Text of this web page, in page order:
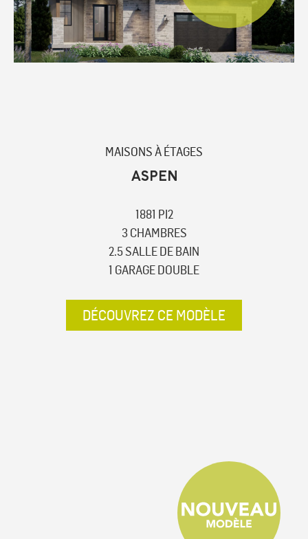
MAISONS À ÉTAGES
ASPEN
1881 PI2
3 CHAMBRES
2.5 SALLE DE BAIN
1 GARAGE DOUBLE
DÉCOUVREZ CE MODÈLE